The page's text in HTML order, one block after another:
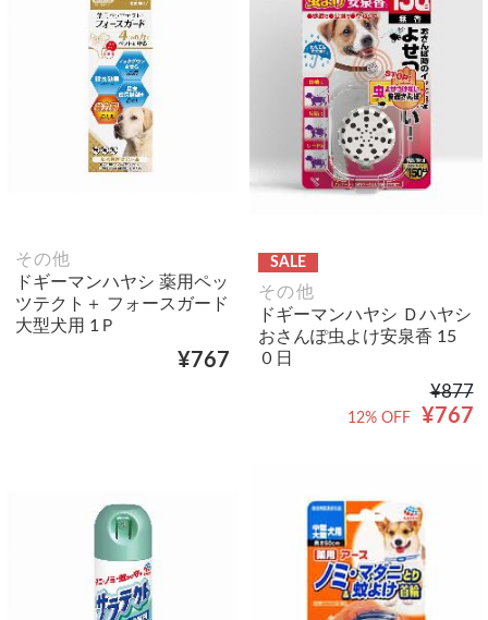
その他
ドギーマンハヤシ 薬用ペッ
ツテクト＋ フォースガード
大型犬用 1Ｐ
¥767
SALE
その他
ドギーマンハヤシ Ｄハヤシ
おさんぽ虫よけ安泉香 15
０日
¥877
¥767
12% OFF